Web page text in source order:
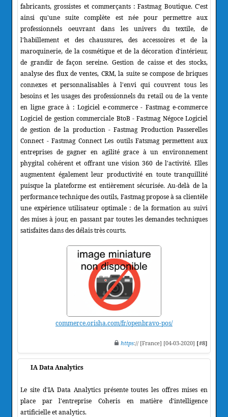
fabricants, grossistes et commerçants : Fastmag Boutique. C'est
ainsi qu'une suite complète est née pour permettre aux
professionnels oeuvrant dans les univers du textile, de
l'habillement et des chaussures, des accessoires et de la
maroquinerie, de la cosmétique et de la décoration d'intérieur,
de grandir de façon sereine. Gestion de caisse et des stocks,
analyse des flux de ventes, CRM, la suite se compose de briques
connexes et personnalisables à l'envi qui couvrent tous les
besoins et les usages des professionnels du retail ou de la vente
en ligne grace à : Logiciel e-commerce - Fastmag e-commerce
Logiciel de gestion commerciale BtoB - Fastmag Négoce Logiciel
de gestion de la production - Fastmag Production Passerelles
Connect - Fastmag Connect Les outils Fatsmag permettent aux
entreprises de gagner en agilité grace à un environnement
phygital cohérent et offrant une vision 360 de l'activité. Elles
augmentent également leur productivité en toute tranquillité
puisque la plateforme est entièrement sécurisée. Au-delà de la
performance technique des outils, Fastmag propose à sa clientèle
une expérience utilisateur optimale : de la formation au suivi
des mises à jour, en passant par toutes les demandes techniques
satisfaites dans des délais très courts.
commerce.orisha.com/fr/openbravo-pos/
https:// [France] [04-03-2020] [#8]
IA Data Analytics
Le site d'IA Data Analytics présente toutes les offres mises en
place par l'entreprise Coheris en matière d'intelligence
artificielle et analytics.